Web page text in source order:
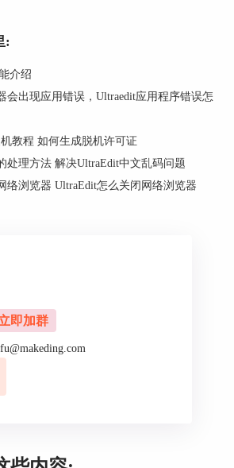
4所示，可以看到左边文件夹中
了。
则
来自定义同步规则外，用户也可
规则作统一的调整。如图5所
主页菜单中的“设置”选项。
:
介绍
会出现应用错误，Ultraedit应用程序错误怎
教程 如何生成脱机许可证
处理方法 解决UltraEdit中文乱码问题
络浏览器 UltraEdit怎么关闭网络浏览器
即加群